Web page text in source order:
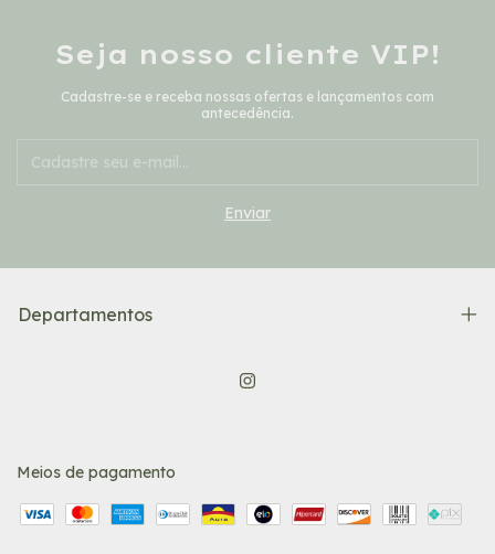
Seja nosso cliente VIP!
Cadastre-se e receba nossas ofertas e lançamentos com
antecedência.
Departamentos
Meios de pagamento